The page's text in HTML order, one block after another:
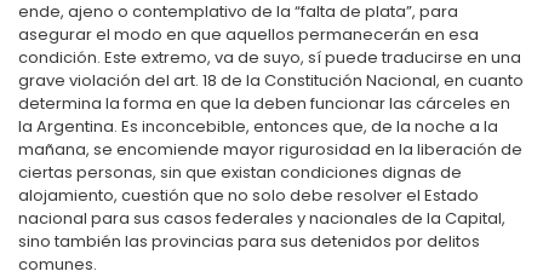
ende, ajeno o contemplativo de la “falta de plata”, para
asegurar el modo en que aquellos permanecerán en esa
condición. Este extremo, va de suyo, sí puede traducirse en una
grave violación del art. 18 de la Constitución Nacional, en cuanto
determina la forma en que la deben funcionar las cárceles en
la Argentina. Es inconcebible, entonces que, de la noche a la
mañana, se encomiende mayor rigurosidad en la liberación de
ciertas personas, sin que existan condiciones dignas de
alojamiento, cuestión que no solo debe resolver el Estado
nacional para sus casos federales y nacionales de la Capital,
sino también las provincias para sus detenidos por delitos
comunes.